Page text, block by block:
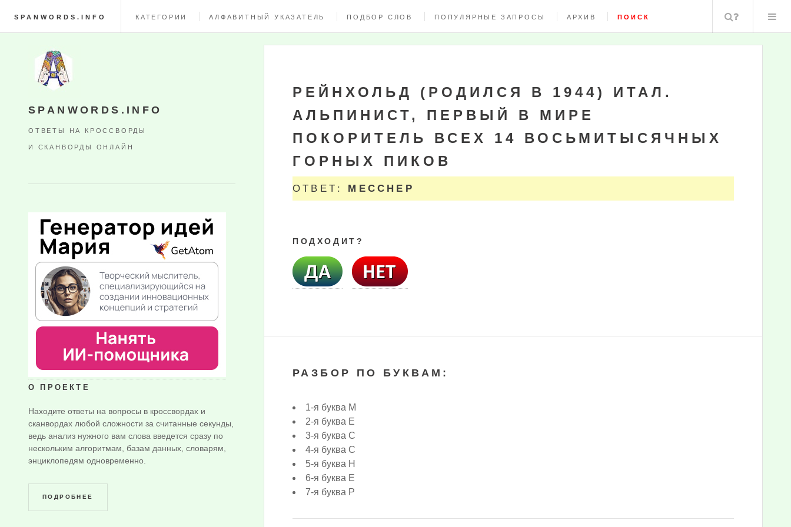
SPANWORDS.INFO КАТЕГОРИИ АЛФАВИТНЫЙ УКАЗАТЕЛЬ ПОДБОР СЛОВ ПОПУЛЯРНЫЕ ЗАПРОСЫ АРХИВ ПОИСК Поиск
РЕЙНХОЛЬД (РОДИЛСЯ В 1944) ИТАЛ.
АЛЬПИНИСТ, ПЕРВЫЙ В МИРЕ
ПОКОРИТЕЛЬ ВСЕХ 14 ВОСЬМИТЫСЯЧНЫХ
ГОРНЫХ ПИКОВ
ОТВЕТ: МЕССНЕР
ПОДХОДИТ?
РАЗБОР ПО БУКВАМ:
1-я буква М
2-я буква Е
3-я буква С
4-я буква С
5-я буква Н
6-я буква Е
7-я буква Р
SPANWORDS.INFO
ОТВЕТЫ НА КРОССВОРДЫ
И СКАНВОРДЫ ОНЛАЙН
О ПРОЕКТЕ
Находите ответы на вопросы в кроссвордах и
сканвордах любой сложности за считанные секунды,
ведь анализ нужного вам слова введется сразу по
нескольким алгоритмам, базам данных, словарям,
энциклопедям одновременно.
ПОДРОБНЕЕ